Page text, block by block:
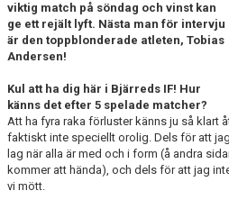
TRÄNINGSMATCHER
viktig match på söndag och vinst kan
ge ett rejält lyft. Nästa man för intervju
är den toppblonderade atleten, Tobias
Andersen!
Kul att ha dig här i Bjärreds IF! Hur
känns det efter 5 spelade matcher?
Att ha fyra raka förluster känns ju så klart
faktiskt inte speciellt orolig. Dels för att
lag när alla är med och i form (å andra
kommer att hända), och dels för att jag
vi mött.